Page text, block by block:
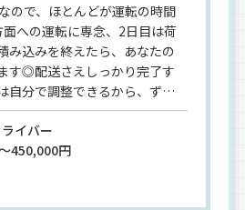
ので、ほとんどが運転の時間
への運転に専念、2日目は荷
み込みを終えたら、あなたの
す◎配送さえしっかり完了す
自分で調整できるから、ずっ
ではありません＾＾2日目は遅
れるので、家族とゆっくり夕
きますよ！さらに…入社2年目
も目指せます！【収入も働き
イバー
450,000円